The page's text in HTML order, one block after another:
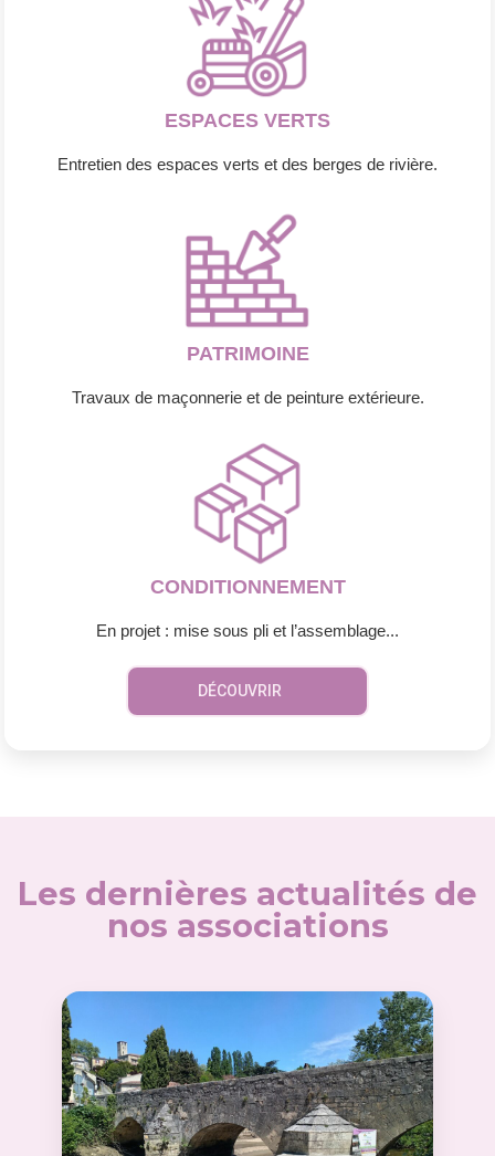
ESPACES VERTS
Entretien des espaces verts et des berges de rivière.
PATRIMOINE
Travaux de maçonnerie et de peinture extérieure.
CONDITIONNEMENT
En projet : mise sous pli et l’assemblage...
DÉCOUVRIR
Les dernières actualités de
nos associations